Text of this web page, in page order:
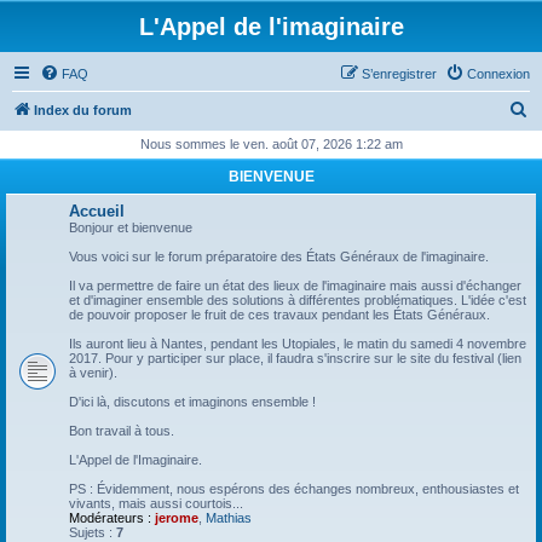
L'Appel de l'imaginaire
FAQ Connexion
S’enregistrer
Index du forum
h
Nous sommes le ven. août 07, 2026 1:22 am
BIENVENUE
Accueil
Bonjour et bienvenue
Vous voici sur le forum préparatoire des États Généraux de l'imaginaire.
Il va permettre de faire un état des lieux de l'imaginaire mais aussi d'échanger
et d'imaginer ensemble des solutions à différentes problématiques. L'idée c'est
de pouvoir proposer le fruit de ces travaux pendant les États Généraux.
Ils auront lieu à Nantes, pendant les Utopiales, le matin du samedi 4 novembre
2017. Pour y participer sur place, il faudra s'inscrire sur le site du festival (lien
à venir).
D'ici là, discutons et imaginons ensemble !
Bon travail à tous.
L'Appel de l'Imaginaire.
PS : Évidemment, nous espérons des échanges nombreux, enthousiastes et
vivants, mais aussi courtois...
Modérateurs : jerome Mathias
Sujets : 7